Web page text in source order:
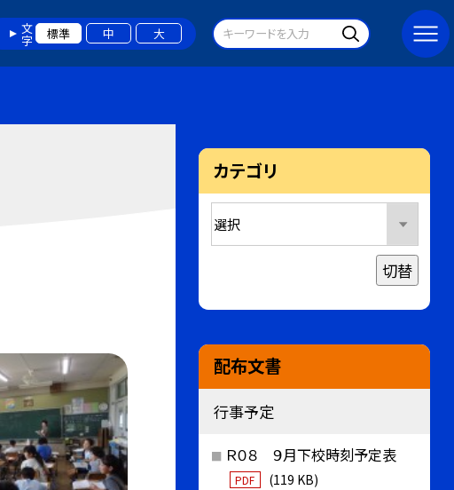
文字 標準 中 大
カテゴリ
切替
配布文書
行事予定
Ｒ０８ ９月下校時刻予定表
PDF (119 KB)